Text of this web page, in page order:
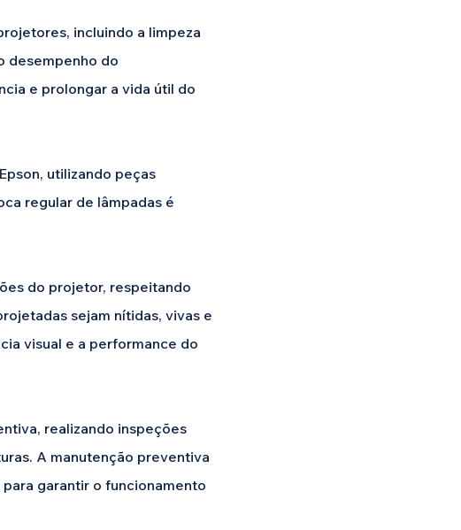
incluindo a limpeza
desempenho do
e prolongar a vida útil do
utilizando peças
regular de lâmpadas é
do projetor, respeitando
sejam nítidas, vivas e
visual e a performance do
realizando inspeções
A manutenção preventiva
garantir o funcionamento